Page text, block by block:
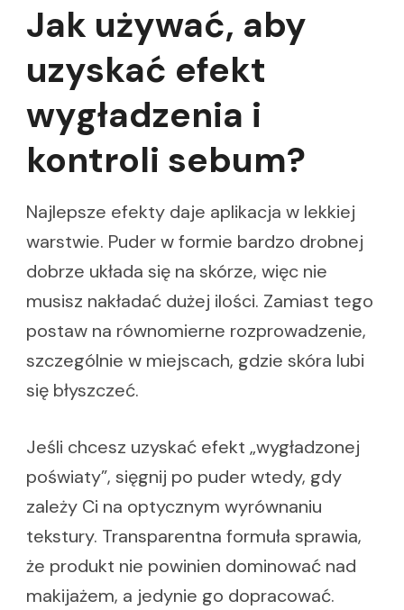
Jak używać, aby
uzyskać efekt
wygładzenia i
kontroli sebum?
Najlepsze efekty daje aplikacja w lekkiej
warstwie. Puder w formie bardzo drobnej
dobrze układa się na skórze, więc nie
musisz nakładać dużej ilości. Zamiast tego
postaw na równomierne rozprowadzenie,
szczególnie w miejscach, gdzie skóra lubi
się błyszczeć.
Jeśli chcesz uzyskać efekt „wygładzonej
poświaty”, sięgnij po puder wtedy, gdy
zależy Ci na optycznym wyrównaniu
tekstury. Transparentna formuła sprawia,
że produkt nie powinien dominować nad
makijażem, a jedynie go dopracować.